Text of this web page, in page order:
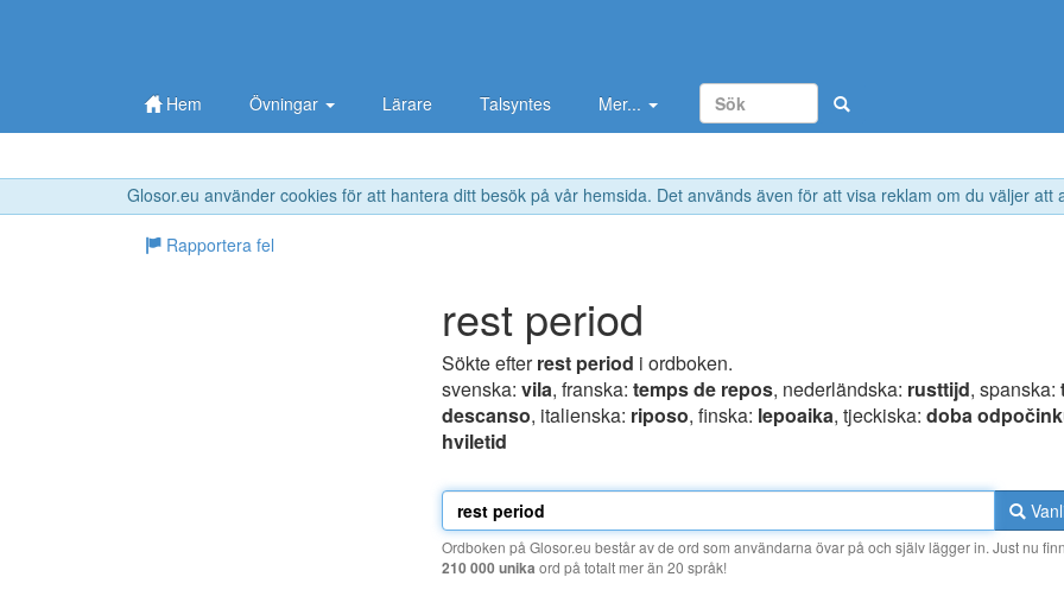
Glosor.eu använder cookies för att hantera ditt besök på vår hemsida. Det används även för att visa reklam om du väljer
Hem Övningar Lärare Talsyntes Mer...
Rapportera fel
rest period
Sökte efterrest period i ordboken.
svenska: vila, franska: temps de repos, nederländska: rusttijd, spanska:
descanso, italienska: riposo, finska: lepoaika, tjeckiska: doba
hviletid
Ordboken på Glosor.eu består av de ord som användarna övar på och själv lägger in. Just nu
210 000 unika ord på totalt mer än 20 språk!